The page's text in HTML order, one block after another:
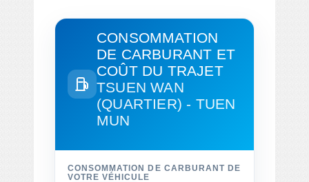
CONSOMMATION
DE CARBURANT ET
COÛT DU TRAJET
TSUEN WAN
(QUARTIER) - TUEN
MUN
CONSOMMATION DE CARBURANT DE
VOTRE VÉHICULE